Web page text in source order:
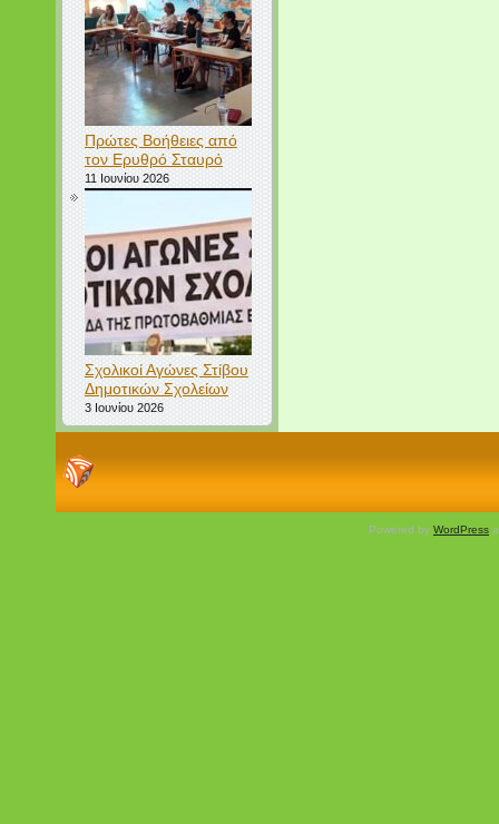
Πρώτες Βοήθειες από
τον Ερυθρό Σταυρό
11 Ιουνίου 2026
Σχολικοί Αγώνες Στίβου
Δημοτικών Σχολείων
3 Ιουνίου 2026
Powered by WordPress